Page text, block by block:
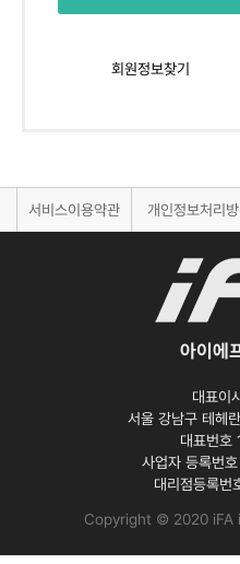
회원정보찾기
서비스이용약관 개인정보처리
아이에
대표이
서울 강남구 테헤
대표번
사업자 등록번
대리점등록번
Copyright © 2020 iFA